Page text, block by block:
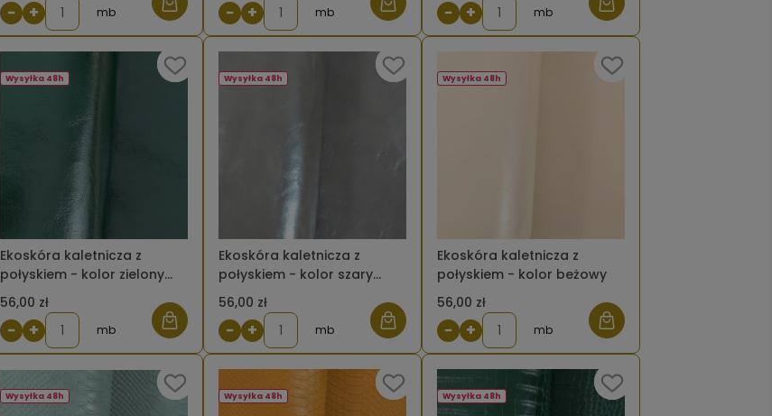
− + mb − + mb − + mb
Ekoskóra kaletnicza z
połyskiem - kolor zielony
butelkowy
56,00 zł
Wysyłka 48h
− + mb
Ekoskóra kaletnicza z
połyskiem - kolor szary
ciemny
56,00 zł
Wysyłka 48h
− + mb
Ekoskóra kaletnicza z
połyskiem - kolor beżowy
56,00 zł
Wysyłka 48h
− + mb
Wysyłka 48h Wysyłka 48h Wysyłka 48h